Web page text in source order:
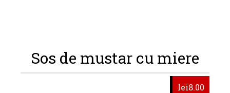
Sos de mustar cu miere
lei8.00